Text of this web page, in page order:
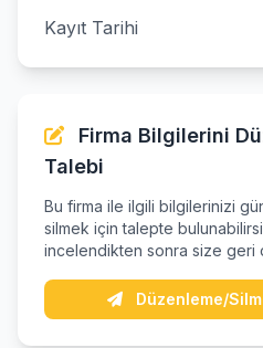
Kayıt Tarihi
Firma Bilgilerini
Talebi
Bu firma ile ilgili bilgilerinizi
silmek için talepte
incelendikten sonra size geri
Düzenleme/